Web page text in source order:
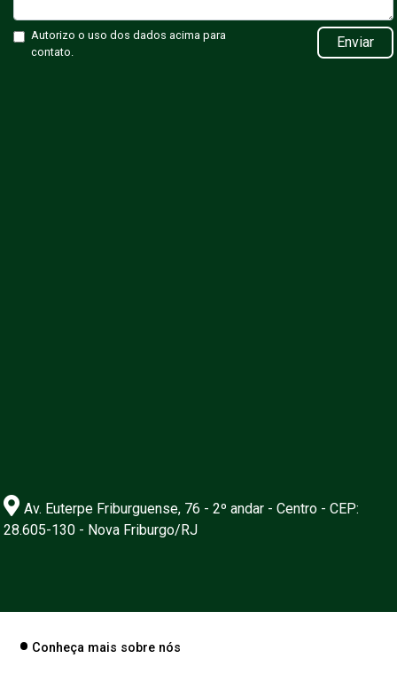
Autorizo o uso dos dados acima para
contato.
Enviar
Av. Euterpe Friburguense, 76 - 2º andar - Centro - CEP:
28.605-130 - Nova Friburgo/RJ
Conheça mais sobre nós